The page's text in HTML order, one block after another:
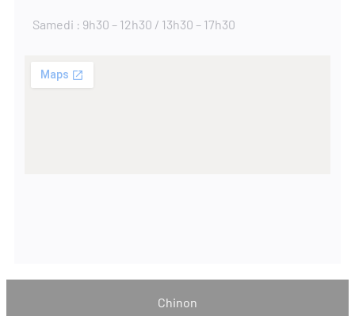
Chinon
Samedi : 9h30 – 12h30 / 13h30 – 17h30